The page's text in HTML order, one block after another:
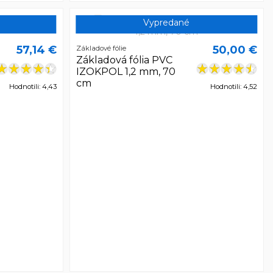
57,14 €
Hodnotili: 4,43
Vypredané
Základové fólie
Základová fólia PVC
IZOKPOL 1,2 mm, 70
cm
50,00 €
Hodnotili: 4,52